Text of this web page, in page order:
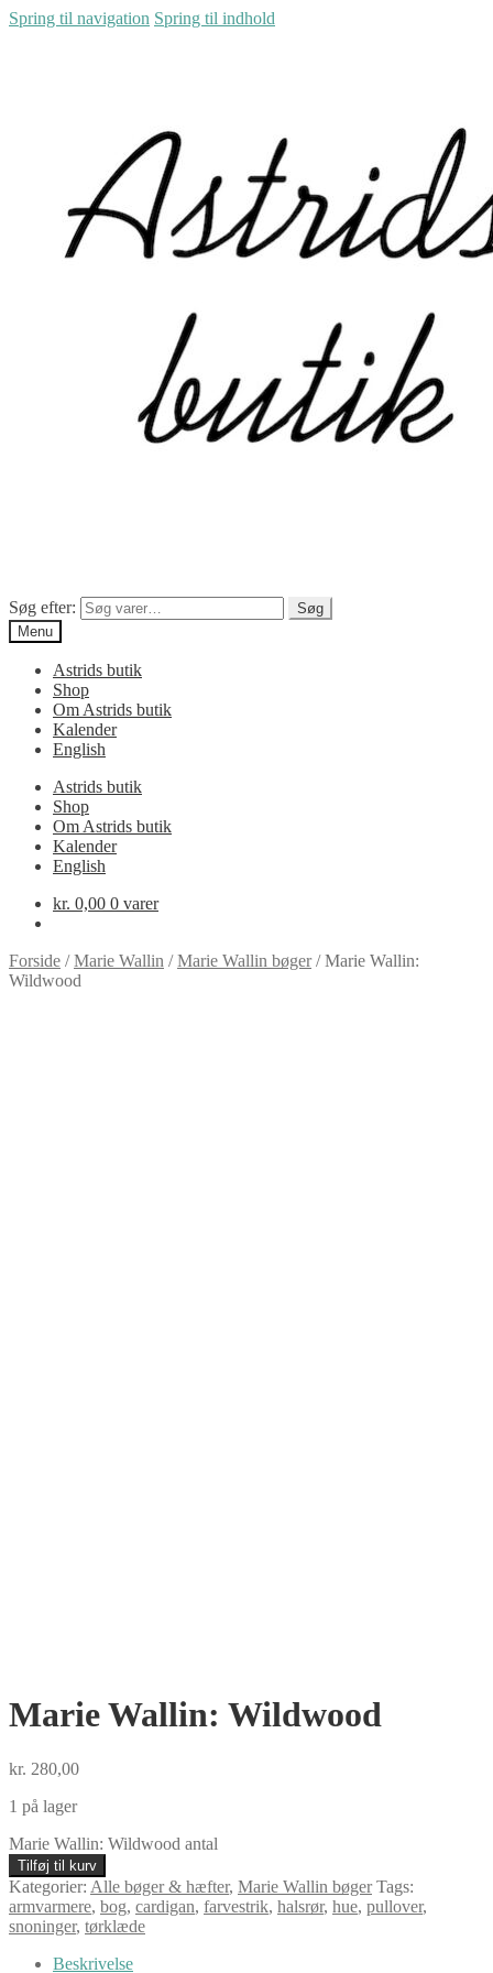
Spring til navigation Spring til indhold
Søg efter:
Søg
Menu
Astrids butik
Shop
Om Astrids butik
Kalender
English
Astrids butik
Shop
Om Astrids butik
Kalender
English
kr. 0,00 0 varer
Forside /Marie Wallin /Marie Wallin bøger/Marie Wallin:
Wildwood
Marie Wallin: Wildwood
kr. 280,00
1 på lager
Marie Wallin: Wildwood antal
Tilføj til kurv
Kategorier: Alle bøger & hæfter, Marie Wallin bøger Tags:
armvarmere, bog, cardigan, farvestrik, halsrør, hue, pullover,
snoninger, tørklæde
Beskrivelse